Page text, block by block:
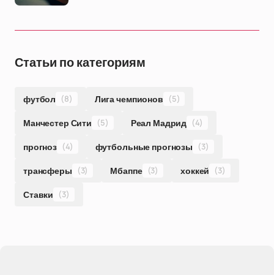
Статьи по категориям
футбол (8) Лига чемпионов (5)
Манчестер Сити (5) Реал Мадрид (4)
прогноз (4) футбольные прогнозы (3)
трансферы (3) Мбаппе (3) хоккей (3)
Ставки (3)